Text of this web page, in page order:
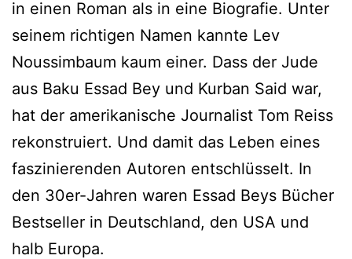
in einen Roman als in eine Biografie. Unter
seinem richtigen Namen kannte Lev
Noussimbaum kaum einer. Dass der Jude
aus Baku Essad Bey und Kurban Said war,
hat der amerikanische Journalist Tom Reiss
rekonstruiert. Und damit das Leben eines
faszinierenden Autoren entschlüsselt. In
den 30er-Jahren waren Essad Beys Bücher
Bestseller in Deutschland, den USA und
halb Europa.